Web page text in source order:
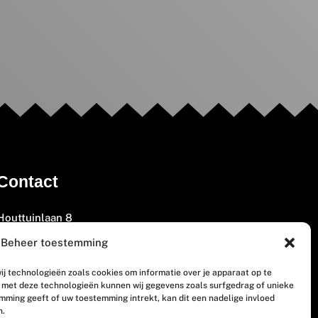
Beheer toestemming
technologieën zoals cookies om informatie over je apparaat op te
deze technologieën kunnen wij gegevens zoals surfgedrag of unieke
geeft of uw toestemming intrekt, kan dit een nadelige invloed
8
GM Woerden
405 200